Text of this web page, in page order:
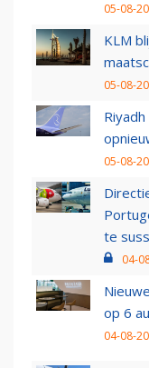
05-08-
KLM
05-08-
05-08-
te
04-
op 6
04-08-